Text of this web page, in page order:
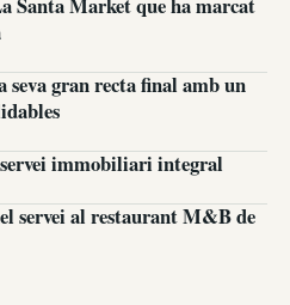
gran recta final amb un
immobiliari integral
servei al restaurant M&B de